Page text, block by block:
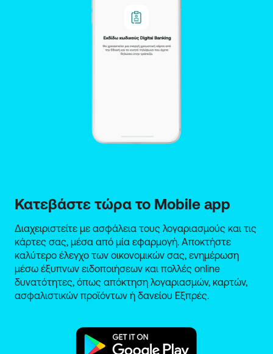
Κατεβάστε τώρα το Mobile app
Διαχειριστείτε με ασφάλεια τους λογαριασμούς και τις
κάρτες σας, μέσα από μία εφαρμογή. Αποκτήστε
καλύτερο έλεγχο των οικονομικών σας, ενημέρωση
μέσω έξυπνων ειδοποιήσεων και πολλές online
δυνατότητες, όπως απόκτηση λογαριασμών, καρτών,
ασφαλιστικών προϊόντων ή δανείου Εξπρές.